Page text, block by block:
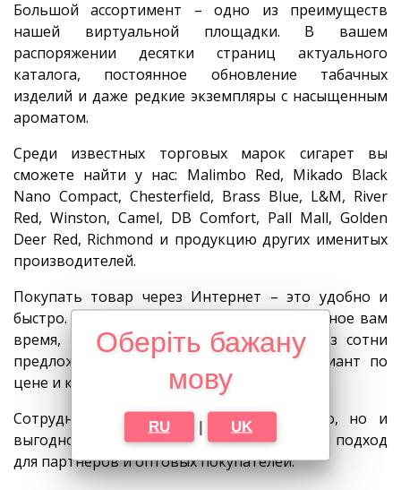
Оберіть бажану
мову
RU | UK
Большой ассортимент – одно из преимуществ
нашей виртуальной площадки. В вашем
распоряжении десятки страниц актуального
каталога, постоянное обновление табачных
изделий и даже редкие экземпляры с насыщенным
ароматом.
Среди известных торговых марок сигарет вы
сможете найти у нас: Malimbo Red, Mikado Black
Nano Compaсt, Chesterfield, Brass Blue, L&M, River
Red, Winston, Camel, DB Comfort, Pall Mall, Golden
Deer Red, Richmond и продукцию других именитых
производителей.
Покупать товар через Интернет – это удобно и
быстро. Зайти на сайт можно в любое удобное вам
время, включая ночное время суток, и из сотни
предложений выбрать оптимальный вариант по
цене и качеству.
Сотрудничать с нами не только удобно, но и
выгодно. Мы гарантируем индивидуальный подход
для партнеров и оптовых покупателей.